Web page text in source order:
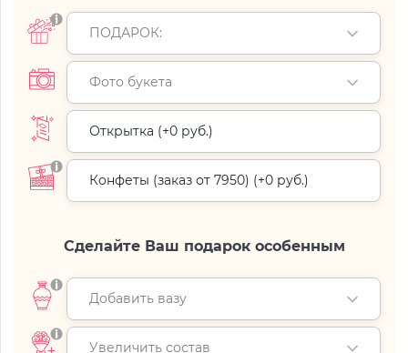
ПОДАРОК:
Фото букета
Открытка (+0 руб.)
Конфеты (заказ от 7950) (+0 руб.)
Сделайте Ваш подарок особенным
Добавить вазу
Увеличить состав